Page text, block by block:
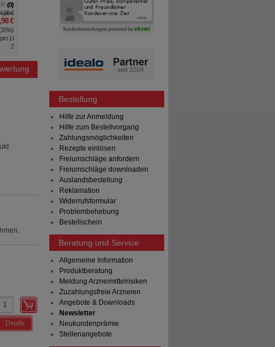
0
€
€
20%)
1 l
2
Details
Bestellung
Hilfe zur Anmeldung
Hilfe zum Bestellvorgang
Zahlungsmöglichkeiten
Rezepte einlösen
Freiumschläge anfordern
Freiumschläge downloaden
Auslandsbestellung
Reklamation
Widerrufsformular
Problembehebung
Bestellschein
Beratung und Service
Allgemeine Information
Produktberatung
Meldung Arzneimittelrisiken
Zuzahlungsfreie Arzneien
Angebote & Downloads
Newsletter
Neukundenprämie
Stellenangebote